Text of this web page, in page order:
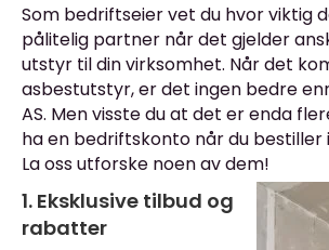
Som bedriftseier vet du hvor viktig
pålitelig partner når det gjelder
utstyr til din virksomhet. Når det
asbestutstyr, er det ingen bedre
AS. Men visste du at det er enda
ha en bedriftskonto når du
La oss utforske noen av dem!
1. Eksklusive tilbud og
rabatter